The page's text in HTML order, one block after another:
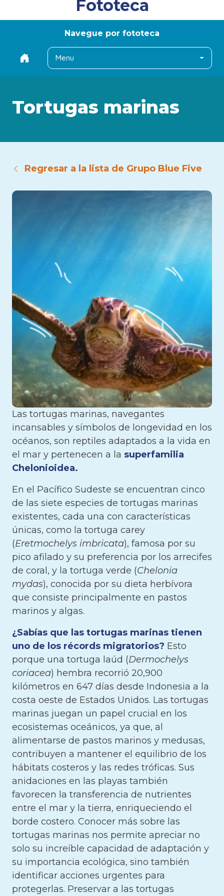
Fototeca
Navegue por fototeca
Menu
Tortugas marinas
Regresar a la lista de Grupo Blue Five
Las tortugas marinas, navegantes
incansables y símbolos de longevidad en los
océanos, son reptiles adaptados a la vida en
el mar y pertenecen a la superfamilia
Chelonioidea.
En el Pacífico Sudeste se encuentran cinco
de las siete especies de tortugas marinas
existentes, cada una con características
únicas, como la tortuga carey
(Eretmochelys imbricata), famosa por su
pico afilado y su preferencia por los arrecifes
de coral, y la tortuga verde (Chelonia
mydas), conocida por su dieta herbívora
que consiste principalmente en pastos
marinos y algas.
¿Sabías que las tortugas marinas tienen
uno de los récords migratorios? Esto
porque una tortuga laúd (Dermochelys
coriacea) hembra recorrió 20,900
kilómetros en 647 días desde Indonesia a la
costa oeste de Estados Unidos. Las tortugas
marinas juegan un papel crucial en los
ecosistemas oceánicos, ya que, al
alimentarse de pastos marinos y medusas,
contribuyen a mantener el equilibrio de los
hábitats costeros y las redes tróficas. Sus
anidaciones en las playas también
favorecen la transferencia de nutrientes
entre el mar y la tierra, enriqueciendo el
borde costero. Conocer más sobre las
tortugas marinas nos permite apreciar no
solo su increíble capacidad de adaptación y
su importancia ecológica, sino también
identificar acciones urgentes para
protegerlas. Preservar a las tortugas